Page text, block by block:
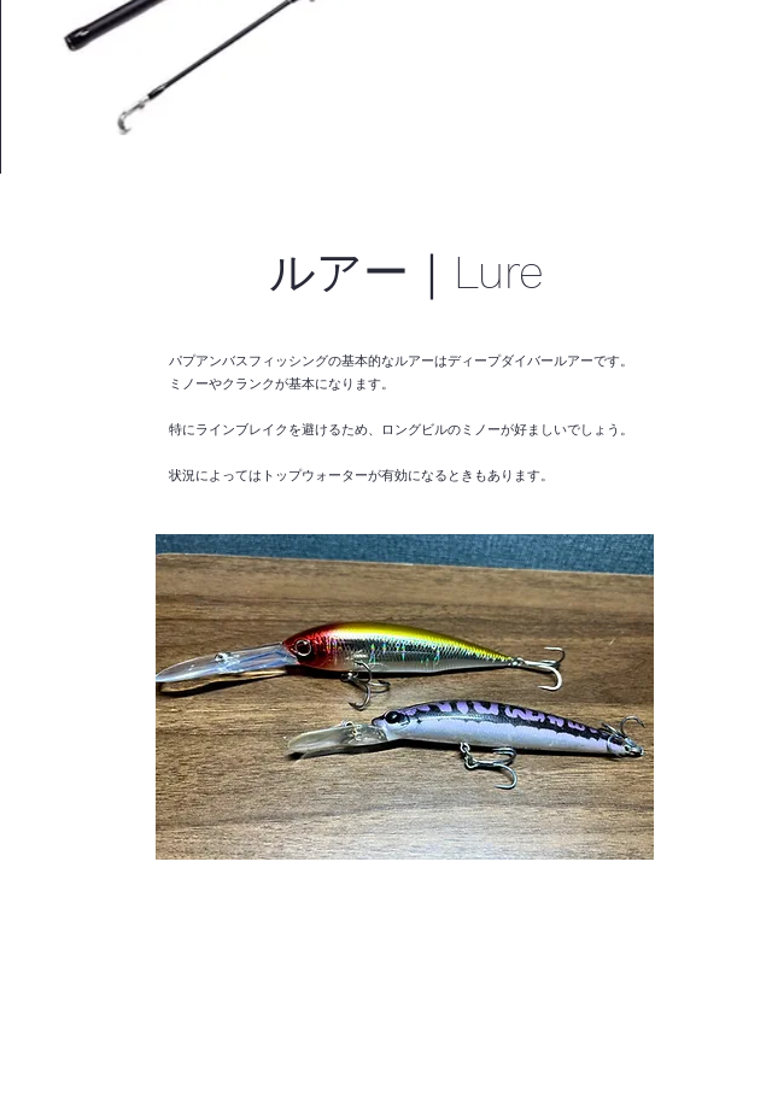
ルアー｜Lure
パプアンバスフィッシングの基本的なルアーはディープダイバールアーです。
ミノーやクランクが基本になります。
特にラインブレイクを避けるため、ロングビルのミノーが好ましいでしょう。
​状況によってはトップウォーターが有効になるときもあります。